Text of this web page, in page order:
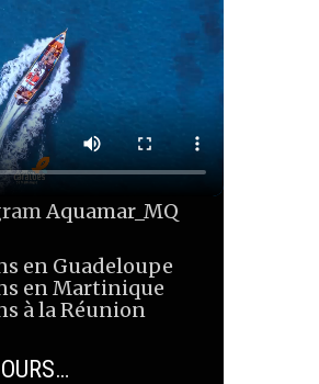
Aquamar_MQ
en Guadeloupe
en Martinique
à la Réunion